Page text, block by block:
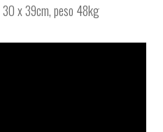
30 x 39cm, peso 48kg